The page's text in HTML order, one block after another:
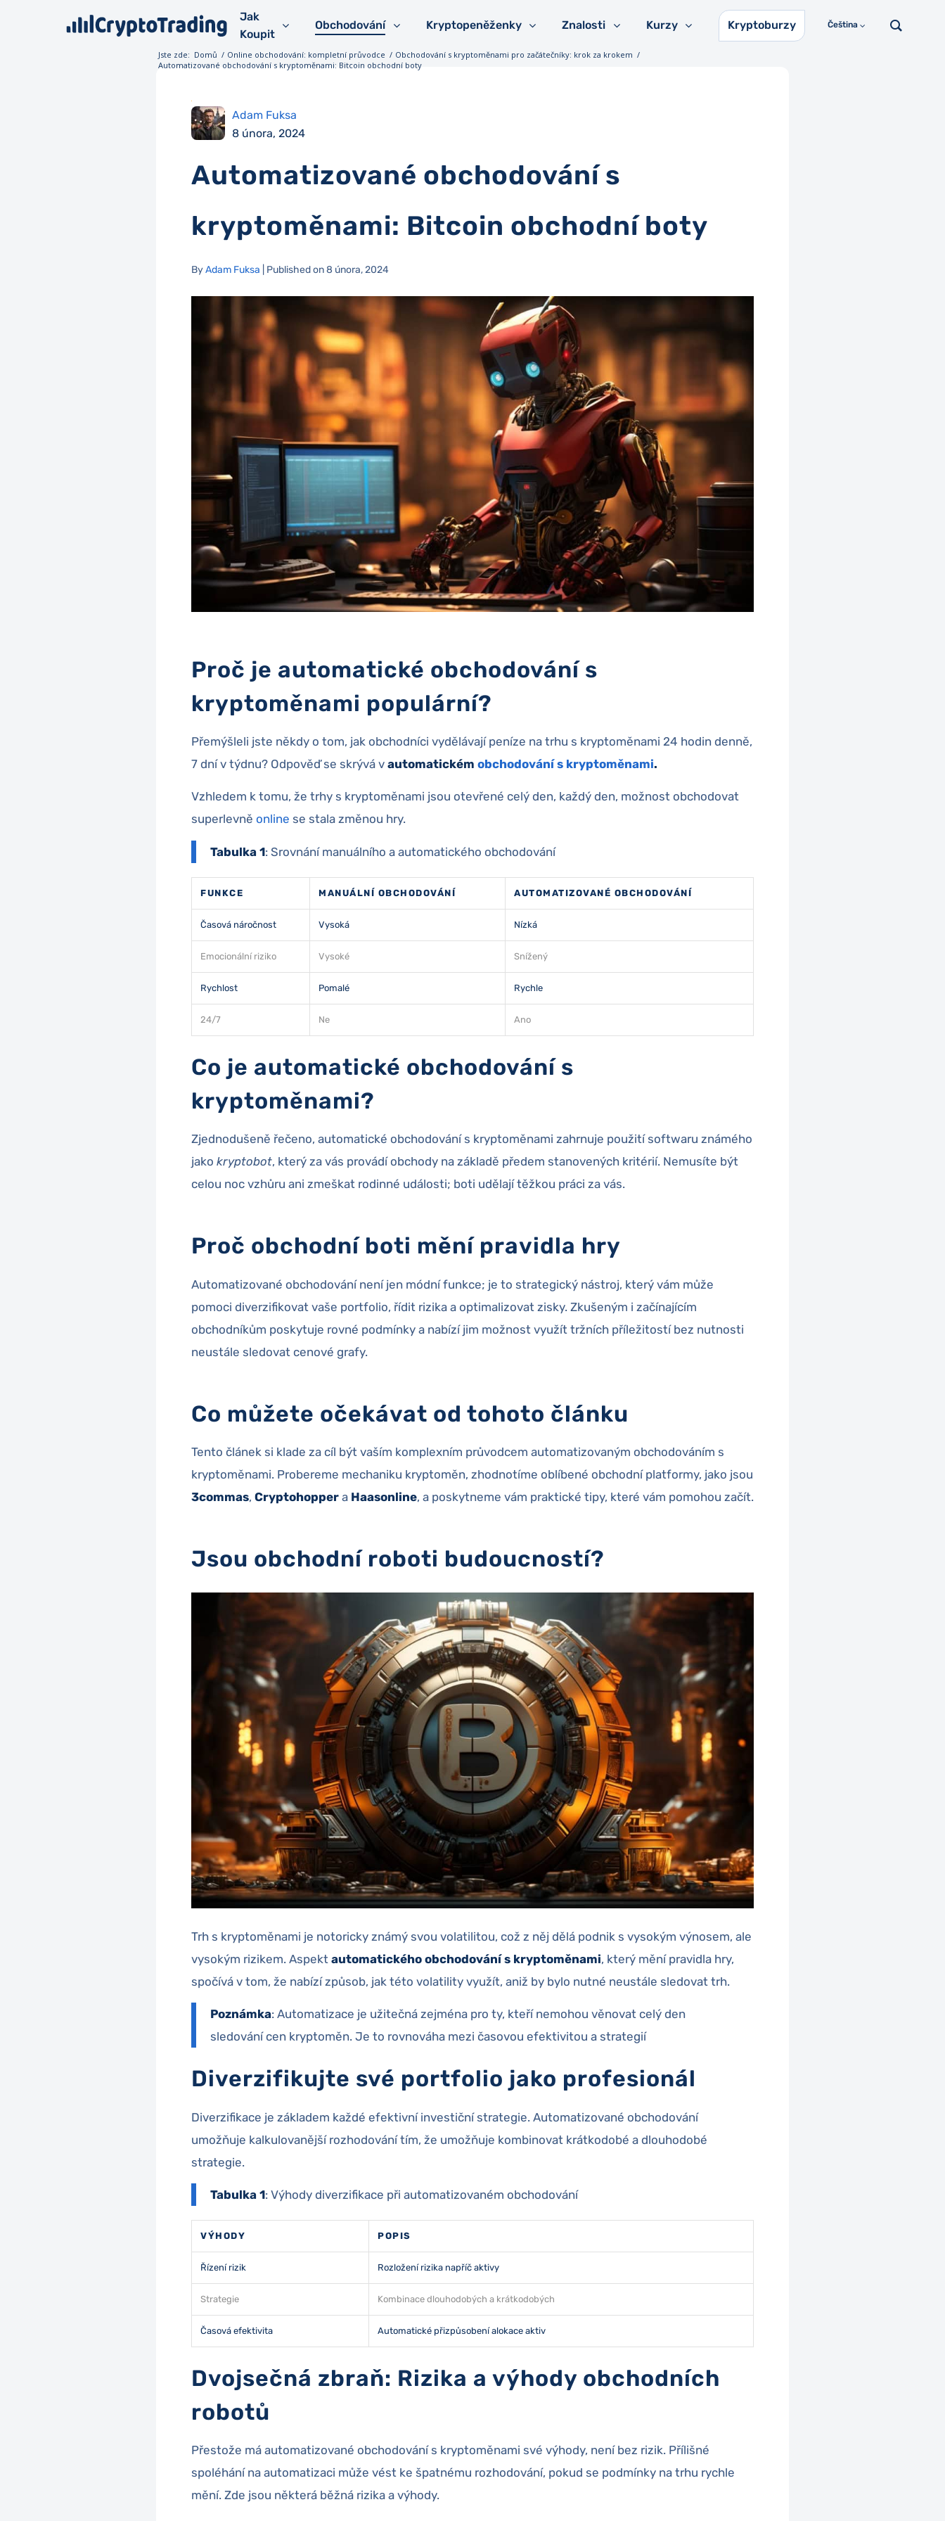
Jak
Koupit
Obchodování Kryptopeněženky Znalosti Kurzy Kryptoburzy Čeština
Jste zde: Domů / Online obchodování: kompletní průvodce / Obchodování s kryptoměnami pro začátečníky: krok za krokem /
Automatizované obchodování s kryptoměnami: Bitcoin obchodní boty
Adam Fuksa
8 února, 2024
Automatizované obchodování s
kryptoměnami: Bitcoin obchodní boty
ByAdam Fuksa | Published on 8 února, 2024
Proč je automatické obchodování s
kryptoměnami populární?
Přemýšleli jste někdy o tom, jak obchodníci vydělávají peníze na trhu s kryptoměnami 24 hodin denně,
7 dní v týdnu? Odpověď se skrývá v automatickém obchodování s kryptoměnami.
Vzhledem k tomu, že trhy s kryptoměnami jsou otevřené celý den, každý den, možnost obchodovat
superlevně online se stala změnou hry.
Tabulka 1: Srovnání manuálního a automatického obchodování
FUNKCE MANUÁLNÍ OBCHODOVÁNÍ AUTOMATIZOVANÉ OBCHODOVÁNÍ
Časová náročnost Vysoká Nízká
Emocionální riziko Vysoké Snížený
Rychlost Pomalé Rychle
24/7 Ne Ano
Co je automatické obchodování s
kryptoměnami?
Zjednodušeně řečeno, automatické obchodování s kryptoměnami zahrnuje použití softwaru známého
jako kryptobot, který za vás provádí obchody na základě předem stanovených kritérií. Nemusíte být
celou noc vzhůru ani zmeškat rodinné události; boti udělají těžkou práci za vás.
Proč obchodní boti mění pravidla hry
Automatizované obchodování není jen módní funkce; je to strategický nástroj, který vám může
pomoci diverzifikovat vaše portfolio, řídit rizika a optimalizovat zisky. Zkušeným i začínajícím
obchodníkům poskytuje rovné podmínky a nabízí jim možnost využít tržních příležitostí bez nutnosti
neustále sledovat cenové grafy.
Co můžete očekávat od tohoto článku
Tento článek si klade za cíl být vaším komplexním průvodcem automatizovaným obchodováním s
kryptoměnami. Probereme mechaniku kryptoměn, zhodnotíme oblíbené obchodní platformy, jako jsou
3commas, Cryptohopper a Haasonline, a poskytneme vám praktické tipy, které vám pomohou začít.
Jsou obchodní roboti budoucností?
Trh s kryptoměnami je notoricky známý svou volatilitou, což z něj dělá podnik s vysokým výnosem, ale
vysokým rizikem. Aspekt automatického obchodování s kryptoměnami, který mění pravidla hry,
spočívá v tom, že nabízí způsob, jak této volatility využít, aniž by bylo nutné neustále sledovat trh.
Poznámka: Automatizace je užitečná zejména pro ty, kteří nemohou věnovat celý den
sledování cen kryptoměn. Je to rovnováha mezi časovou efektivitou a strategií
Diverzifikujte své portfolio jako profesionál
Diverzifikace je základem každé efektivní investiční strategie. Automatizované obchodování
umožňuje kalkulovanější rozhodování tím, že umožňuje kombinovat krátkodobé a dlouhodobé
strategie.
Tabulka 1: Výhody diverzifikace při automatizovaném obchodování
VÝHODY POPIS
Řízení rizik Rozložení rizika napříč aktivy
Strategie Kombinace dlouhodobých a krátkodobých
Časová efektivita Automatické přizpůsobení alokace aktiv
Dvojsečná zbraň: Rizika a výhody obchodních
robotů
Přestože má automatizované obchodování s kryptoměnami své výhody, není bez rizik. Přílišné
spoléhání na automatizaci může vést ke špatnému rozhodování, pokud se podmínky na trhu rychle
mění. Zde jsou některá běžná rizika a výhody.